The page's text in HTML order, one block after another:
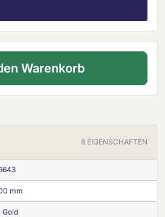
Wert ein oder
Warenkorb
8 EIGENSCHAFTEN
mm
Gold